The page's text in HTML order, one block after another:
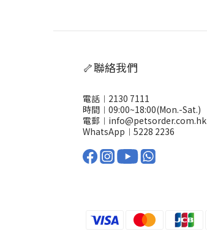
🦴聯絡我們
電話︱2130 7111
時間︱09:00~18:00(Mon.-Sat.)
電郵︱info@petsorder.com.hk
WhatsApp︱ 5228 2236